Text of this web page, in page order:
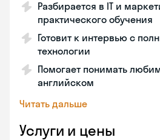
Разбирается в IT и
практического обучения
Готовит к интервью с
технологии
Помогает понимать
английском
Читать дальше
Услуги и цены